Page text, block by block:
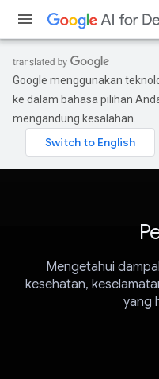
Google menggunakan
ke dalam bahasa pilihan
mengandung kesalahan.
Mengetahui
kesehatan,
yang